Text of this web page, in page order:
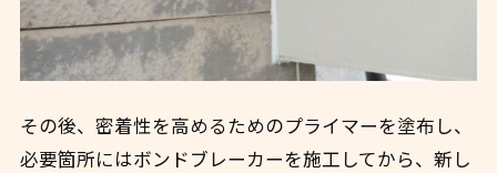
その後、密着性を高めるためのプライマーを塗布し、
必要箇所にはボンドブレーカーを施工してから、新し